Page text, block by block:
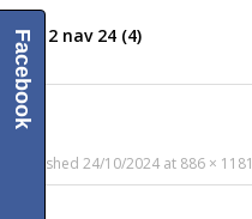
2 nav 24 (4)
Published 24/10/2024 at 886 × 1181
Facebook